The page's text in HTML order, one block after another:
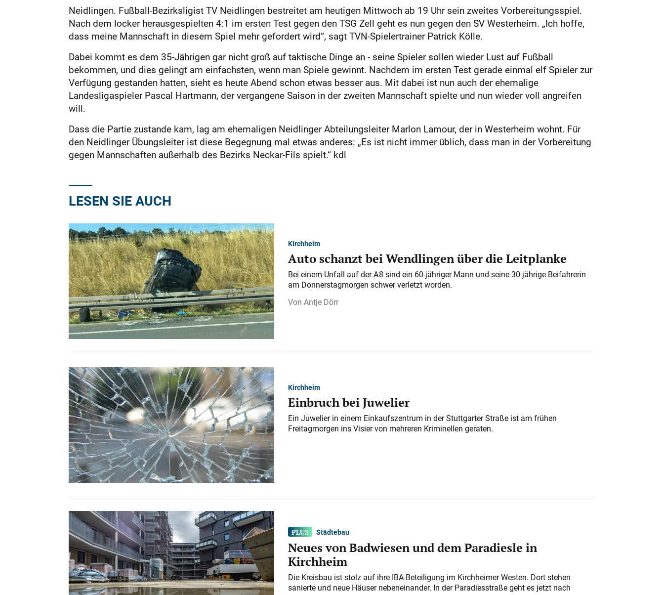
Neidlingen. Fußball-Bezirksligist TV Neidlingen bestreitet am heutigen Mittwoch ab 19 Uhr sein zweites Vorbereitungsspiel.
Nach dem locker herausgespielten 4:1 im ersten Test gegen den TSG Zell geht es nun gegen den SV Wes­terheim. „Ich hoffe,
dass meine Mannschaft in diesem Spiel mehr gefordert wird“, sagt TVN-Spielertrainer Patrick Kölle.
Dabei kommt es dem 35-Jährigen gar nicht groß auf taktische Dinge an - seine Spieler sollen wieder Lust auf Fußball
bekommen, und dies gelingt am einfachsten, wenn man Spiele gewinnt. Nachdem im ersten Test gerade einmal elf Spieler zur
Verfügung gestanden hatten, sieht es heute Abend schon etwas besser aus. Mit dabei ist nun auch der ehemalige
Landesligaspieler Pascal Hartmann, der vergangene Saison in der zweiten Mannschaft spielte und nun wieder voll angreifen
will.
Dass die Partie zustande kam, lag am ehemaligen Neidlinger Abteilungsleiter Marlon Lamour, der in Westerheim wohnt. Für
den Neidlinger Übungsleiter ist diese Begegnung mal etwas anderes: „Es ist nicht immer üblich, dass man in der Vorbereitung
gegen Mannschaften außerhalb des Bezirks Neckar-Fils spielt.“ kdl
LESEN SIE AUCH
Kirchheim
Auto schanzt bei Wendlingen über die Leitplanke
Bei einem Unfall auf der A 8 sind ein 60-jähriger Mann und seine 30-jährige Beifahrerin
am Donnerstagmorgen schwer verletzt worden.
Antje Dörr
Kirchheim
Einbruch bei Juwelier
Ein Juwelier in einem Einkaufszentrum in der Stuttgarter Straße ist am frühen
Freitagmorgen ins Visier von mehreren Kriminellen geraten.
Städtebau
Neues von Badwiesen und dem Paradiesle in
Kirchheim
Die Kreisbau ist stolz auf ihre IBA-Beteiligung im Kirchheimer Westen. Dort stehen
sanierte und neue Häuser nebeneinander. In der Paradiesstraße geht es jetzt nach